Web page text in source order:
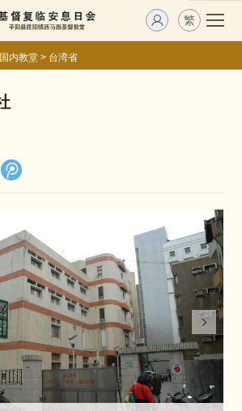
繁
国内教堂> 台湾省